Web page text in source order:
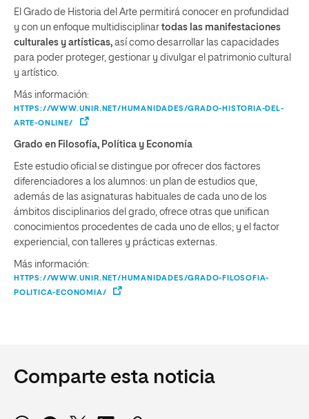
El Grado de Historia del Arte permitirá conocer en profundidad
y con un enfoque multidisciplinar todas las manifestaciones
culturales y artísticas, así como desarrollar las capacidades
para poder proteger, gestionar y divulgar el patrimonio cultural
y artístico.
Más información:
HTTPS://WWW.UNIR.NET/HUMANIDADES/GRADO-HISTORIA-DEL-
ARTE-ONLINE/
Grado en Filosofía, Política y Economía
Este estudio oficial se distingue por ofrecer dos factores
diferenciadores a los alumnos: un plan de estudios que,
además de las asignaturas habituales de cada uno de los
ámbitos disciplinarios del grado, ofrece otras que unifican
conocimientos procedentes de cada uno de ellos; y el factor
experiencial, con talleres y prácticas externas.
Más información:
HTTPS://WWW.UNIR.NET/HUMANIDADES/GRADO-FILOSOFIA-
POLITICA-ECONOMIA/
Comparte esta noticia